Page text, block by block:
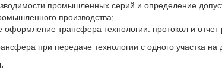
промышленных серий и определение
производства;
оформление трансфера технологии: протокол и отчет
при передаче технологии с одного участка на